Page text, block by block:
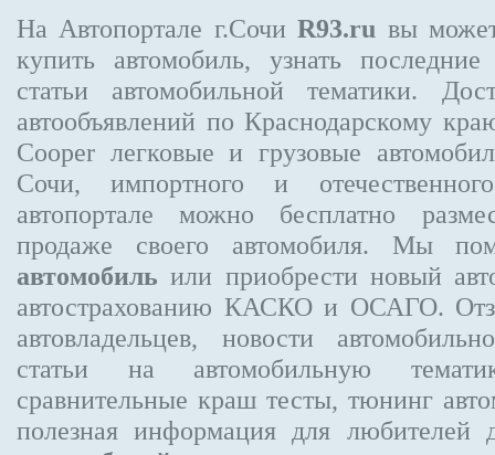
На Автопортале г.СочиR93.ru вы
купить автомобиль, узнать
статьи автомобильной тематики.
автообъявлений по Краснодарскому
Cooper легковые и грузовые
Сочи, импортного и
автопортале можно бесплатно
продаже своего автомобиля. Мы
автомобиль или приобрести новый
автострахованию КАСКО и ОСАГО.
автовладельцев, новости
статьи на автомобильную
сравнительные краш тесты, тюнинг
полезная информация для любителей